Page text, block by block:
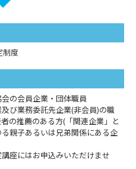
制度
の会員企業・団体職員
び業務委託先企業(非会員)の職
の推薦のある方(「関連企業」と
親子あるいは兄弟関係にある企
座にはお申込みいただけませ